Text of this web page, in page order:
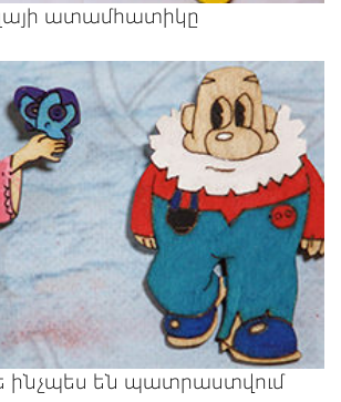
ատամհատիկը
ինչպես են պատրաստվում